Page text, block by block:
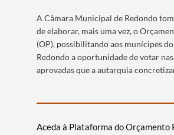
A Câmara Municipal de Redondo
de elaborar, mais uma vez, o
(OP), possibilitando aos munícipes
Redondo a oportunidade de votar
aprovadas que a autarquia
Aceda à Plataforma do